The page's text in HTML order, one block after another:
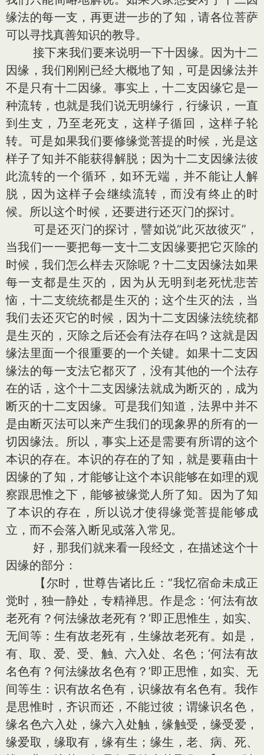
缘法的每一支，再更进一步的了知，请各位菩萨
可以寻找真善知识的教导。
接下来我们要来说明一下十因缘。因为十二
因缘，我们刚刚已经大概地了知，可是因缘法并
不是只有十二因缘。事实上，十二支因缘它是一
种流转，也就是我们说无明缘行，行缘识，一直
到生支，乃至老死支，这样子循回，这样子轮
转。可是如果我们要修缘觉菩提的时候，光是这
样子了知并不能获得解脱；因为十二支因缘法彼
此流转的一个循环，如环无端，并不能让人解
脱，因为这样子会继续流转，而没有终止的时
候。所以这个时候，还要进行还灭门的探讨。
可是还灭门的探讨，譬如说“此灭故彼灭”，
当我们一一要把每一支十二支因缘要把它灭除的
时候，我们怎么样去灭除呢？十二支因缘法如果
每一支都是生灭的，因为从无明到老死忧悲苦
恼，十二支统统都是生灭的；这个生灭的法，当
我们去还灭它的时候，因为十二支因缘法统统都
是生灭的，灭除之后还会有法存在吗？这就是因
缘法里面一个很重要的一个关键。如果十二支因
缘法的每一支法它都灭了，没有其他的一个法存
在的话，这个十二支因缘法就成为断灭的，成为
断灭的十二支因缘。可是我们知道，法界中并不
是由断灭法可以来产生我们的现象界的所有的一
切因缘法。所以，事实上还是需要有所谓的这个
本识的存在。本识的存在的了知，就是要藉由十
因缘的了知，才能够让这个本识能够在如理的观
察跟思惟之下，能够被缘觉人所了知。因为了知
了本识的存在，所以说才使得缘觉菩提能够成
立，而不会落入断见或落入常见。
好，那我们就来看一段经文，在描述这个十
因缘的部分：
【尔时，世尊告诸比丘：“我忆宿命未成正
觉时，独一静处，专精禅思。作是念：‘何法有故
老死有？何法缘故老死有？’即正思惟生，如实、
无间等：生有故老死有，生缘故老死有。如是，
有、取、爱、受、触、六入处、名色；‘何法有故
名色有？何法缘故名色有？’即正思惟，如实、无
间等生：识有故名色有，识缘故有名色有。我作
是思惟时，齐识而还，不能过彼；谓缘识名色，
缘名色六入处，缘六入处触，缘触受，缘受爱，
缘爱取，缘取有，缘有生；缘生，老、病、死、